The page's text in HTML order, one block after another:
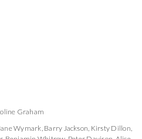
Graham
Wymark, Barry Jackson, Kirsty Dillon,